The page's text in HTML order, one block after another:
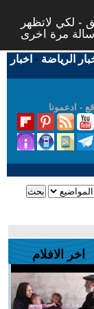
- لكي لاتظهر
الرياضة - اخبار
- ادعمونا
اخر الافلام